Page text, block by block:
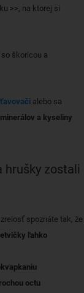
>>, na ktorej si
škoricou a
alebo sa
a kyseliny
hrušky zostali
zrelosť spoznáte tak, že
ľahko
octu